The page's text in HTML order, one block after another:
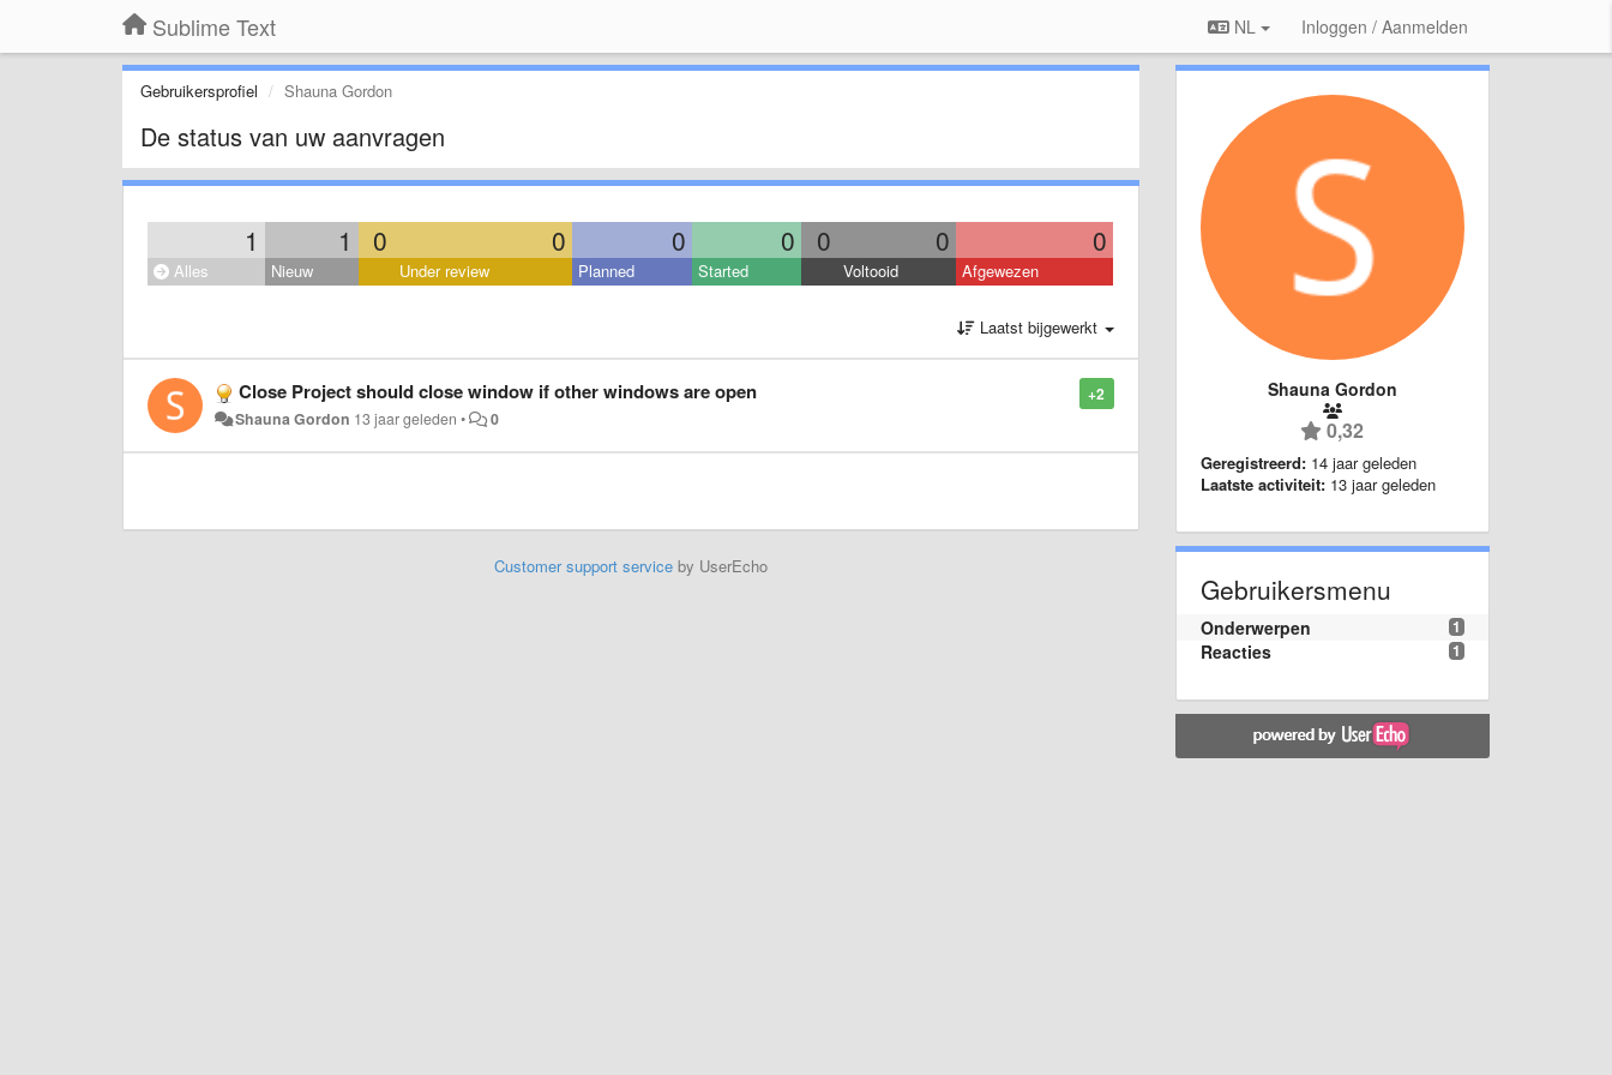
Sublime Text NL Inloggen / Aanmelden
Gebruikersprofiel Shauna Gordon
De status van uw aanvragen
1 1 0 0 0 0 0 0 0
Alles Nieuw Under review Planned Started Voltooid Afgewezen
Laatst bijgewerkt
+2
Close Project should close window if other windows are open
Shauna Gordon 13 jaar geleden • 0
Customer support serviceby UserEcho
Shauna Gordon
0,32
Geregistreerd: 14 jaar geleden
Laatste activiteit: 13 jaar geleden
Gebruikersmenu
1
Onderwerpen
1
Reacties